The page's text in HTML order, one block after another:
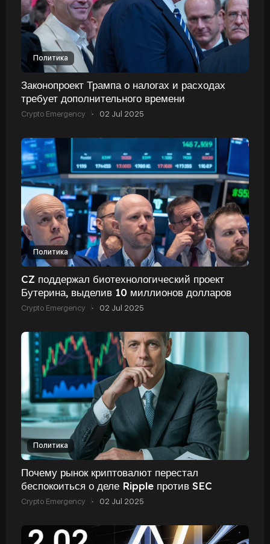
Политика
Законопроект Трампа о налогах и расходах
требует дополнительного времени
Crypto Emergency · 02 Jul 2025
Политика
CZ поддержал биотехнологический проект
Бутерина, выделив 10 миллионов долларов
Crypto Emergency · 02 Jul 2025
Политика
Почему рынок криптовалют перестал
беспокоиться о деле Ripple против SEC
Crypto Emergency · 02 Jul 2025